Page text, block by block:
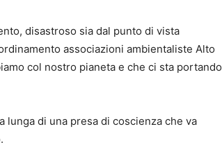
disastroso sia dal punto di vista
associazioni ambientaliste Alto
col nostro pianeta e che ci sta portando
lunga di una presa di coscienza che va